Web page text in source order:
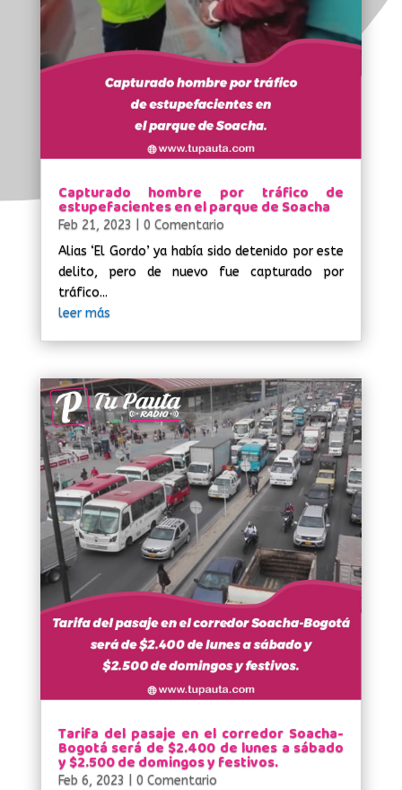
Capturado hombre por tráfico de
estupefacientes en el parque de Soacha
Feb 21, 2023
| 0 Comentario
Alias ‘El Gordo’ ya había sido detenido por este
delito, pero de nuevo fue capturado por
tráfico...
leer más
Tarifa del pasaje en el corredor Soacha-
Bogotá será de $2.400 de lunes a sábado
y $2.500 de domingos y festivos.
Feb 6, 2023
| 0 Comentario